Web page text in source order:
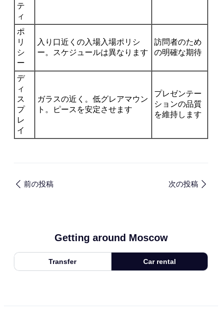
テ
ィ
ポ
リ
シ
ー
入り口近くの入場入場ポリシ
ー。スケジュールは異なります
訪問者のため
の明確な期待
デ
ィ
ス
プ
レ
イ
ガラスの近く。低グレアマウン
ト。ピースを安定させます
プレゼンテー
ションの品質
を維持します
前の投稿 次の投稿
Getting around Moscow
Transfer Car rental